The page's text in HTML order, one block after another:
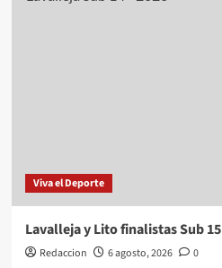
Viva el Deporte
Lavalleja y Lito finalistas Sub 15
Redaccion 6 agosto, 2026 0